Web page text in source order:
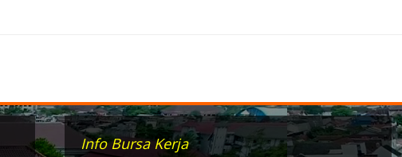
Info Bursa Kerja